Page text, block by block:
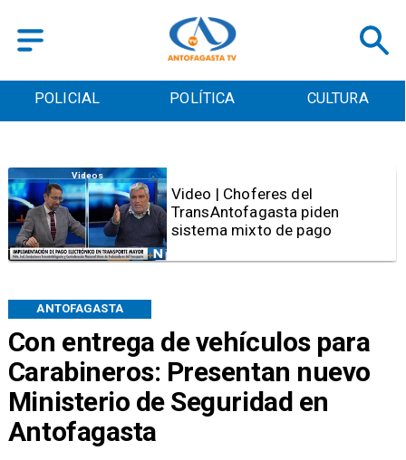
POLICIAL POLÍTICA CULTURA
Con entrega de vehículos para
Carabineros: Presentan nuevo
Ministerio de Seguridad en
Antofagasta
ANTOFAGASTA
Antofagasta
SERNAC oficia a Bipay tras
reclamos por cobros irregulares
en el transporte público de
Antofagasta